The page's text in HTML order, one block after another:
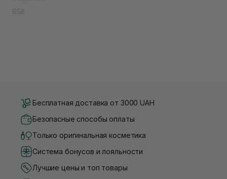
Бесплатная доставка от 3000 UAH
Безопасные способы оплаты
Только оригинальная косметика
Система бонусов и лояльности
Лучшие цены и топ товары